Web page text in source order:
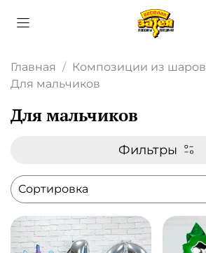
Главная
Композиции из шаров
Для мальчиков
Для мальчиков
Фильтры